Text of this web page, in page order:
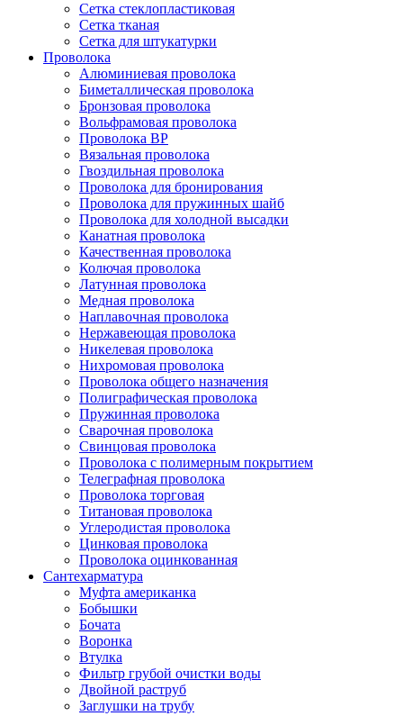
Сетка стеклопластиковая
Сетка тканая
Сетка для штукатурки
Проволока
Алюминиевая проволока
Биметаллическая проволока
Бронзовая проволока
Вольфрамовая проволока
Проволока ВР
Вязальная проволока
Гвоздильная проволока
Проволока для бронирования
Проволока для пружинных шайб
Проволока для холодной высадки
Канатная проволока
Качественная проволока
Колючая проволока
Латунная проволока
Медная проволока
Наплавочная проволока
Нержавеющая проволока
Никелевая проволока
Нихромовая проволока
Проволока общего назначения
Полиграфическая проволока
Пружинная проволока
Сварочная проволока
Свинцовая проволока
Проволока с полимерным покрытием
Телеграфная проволока
Проволока торговая
Титановая проволока
Углеродистая проволока
Цинковая проволока
Проволока оцинкованная
Сантехарматура
Муфта американка
Бобышки
Бочата
Воронка
Втулка
Фильтр грубой очистки воды
Двойной раструб
Заглушки на трубу